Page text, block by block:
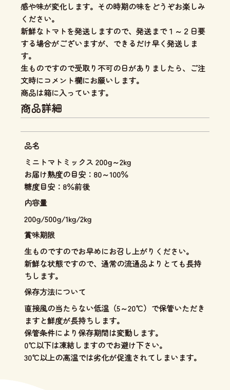
感や味が変化します。その時期の味をどうぞお楽しみ
ください。
新鮮なトマトを発送しますので、発送まで１～２日要
する場合がございますが、できるだけ早く発送しま
す。
生ものですので受取り不可の日がありましたら、ご注
文時にコメント欄にお願いします。
商品は箱に入っています。
商品詳細
品名
ミニトマトミックス 200g～2kg
お届け熟度の目安：80～100％
糖度目安：8％前後
内容量
200g/500g/1kg/2kg
賞味期限
生ものですのでお早めにお召し上がりください。
新鮮な状態ですので、通常の流通品よりとても長持
ちします。
保存方法について
直接風の当たらない低温（5～20℃）で保管いただき
ますと鮮度が長持ちします。
保管条件により保存期間は変動します。
0℃以下は凍結しますのでお避け下さい。
30℃以上の高温では劣化が促進されてしまいます。